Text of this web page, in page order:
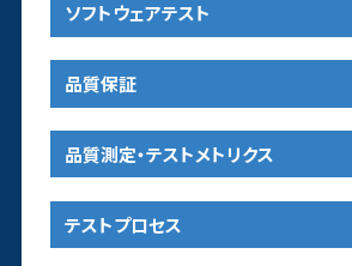
ソフトウェアテスト
品質保証
品質測定・テストメトリクス
テストプロセス